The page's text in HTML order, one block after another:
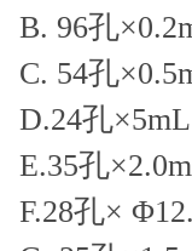
B. 96孔
C. 54孔
D.24孔×5mL
E.35孔
F.28孔×